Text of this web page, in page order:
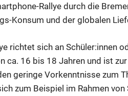
Rallye durch die
Konsum und der globalen
richtet sich an Schüler:innen
ca. 16 bis 18 Jahren und ist
geringe Vorkenntnisse zum
zum Beispiel im Rahmen